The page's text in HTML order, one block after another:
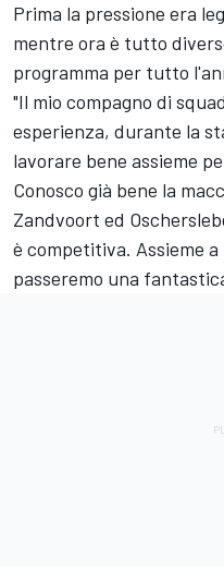
Prima la pressione era
mentre ora è tutto
programma per tutto
"Il mio compagno di
esperienza, durante la
lavorare bene assieme
Conosco già bene la
Zandvoort ed
è competitiva. Assieme
passeremo una